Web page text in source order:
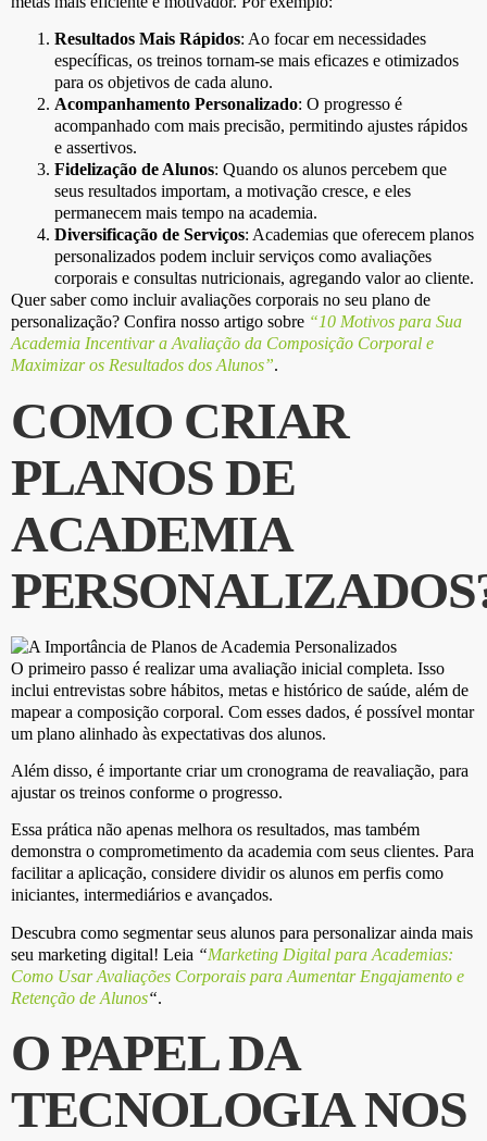
Resultados Mais Rápidos: Ao focar em necessidades
específicas, os treinos tornam-se mais eficazes e otimizados
para os objetivos de cada aluno.
Acompanhamento Personalizado: O progresso é
acompanhado com mais precisão, permitindo ajustes rápidos
e assertivos.
Fidelização de Alunos: Quando os alunos percebem que
seus resultados importam, a motivação cresce, e eles
permanecem mais tempo na academia.
Diversificação de Serviços: Academias que oferecem planos
personalizados podem incluir serviços como avaliações
corporais e consultas nutricionais, agregando valor ao cliente.
Quer saber como incluir avaliações corporais no seu plano de
personalização? Confira nosso artigo sobre “10 Motivos para Sua
Academia Incentivar a Avaliação da Composição Corporal e
Maximizar os Resultados dos Alunos”.
COMO CRIAR
PLANOS DE
ACADEMIA
O primeiro passo é realizar uma avaliação inicial completa. Isso
inclui entrevistas sobre hábitos, metas e histórico de saúde, além de
mapear a composição corporal. Com esses dados, é possível montar
um plano alinhado às expectativas dos alunos.
Além disso, é importante criar um cronograma de reavaliação, para
ajustar os treinos conforme o progresso.
Essa prática não apenas melhora os resultados, mas também
demonstra o comprometimento da academia com seus clientes. Para
facilitar a aplicação, considere dividir os alunos em perfis como
iniciantes, intermediários e avançados.
Descubra como segmentar seus alunos para personalizar ainda mais
seu marketing digital! Leia “Marketing Digital para Academias:
Como Usar Avaliações Corporais para Aumentar Engajamento e
Retenção de Alunos“.
O PAPEL DA
TECNOLOGIA NOS